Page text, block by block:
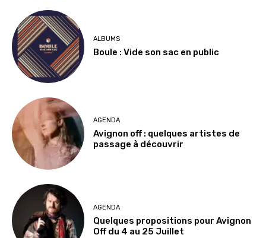
ALBUMS
Boule : Vide son sac en public
AGENDA
Avignon off : quelques artistes de
passage à découvrir
AGENDA
Quelques propositions pour Avignon
Off du 4 au 25 Juillet